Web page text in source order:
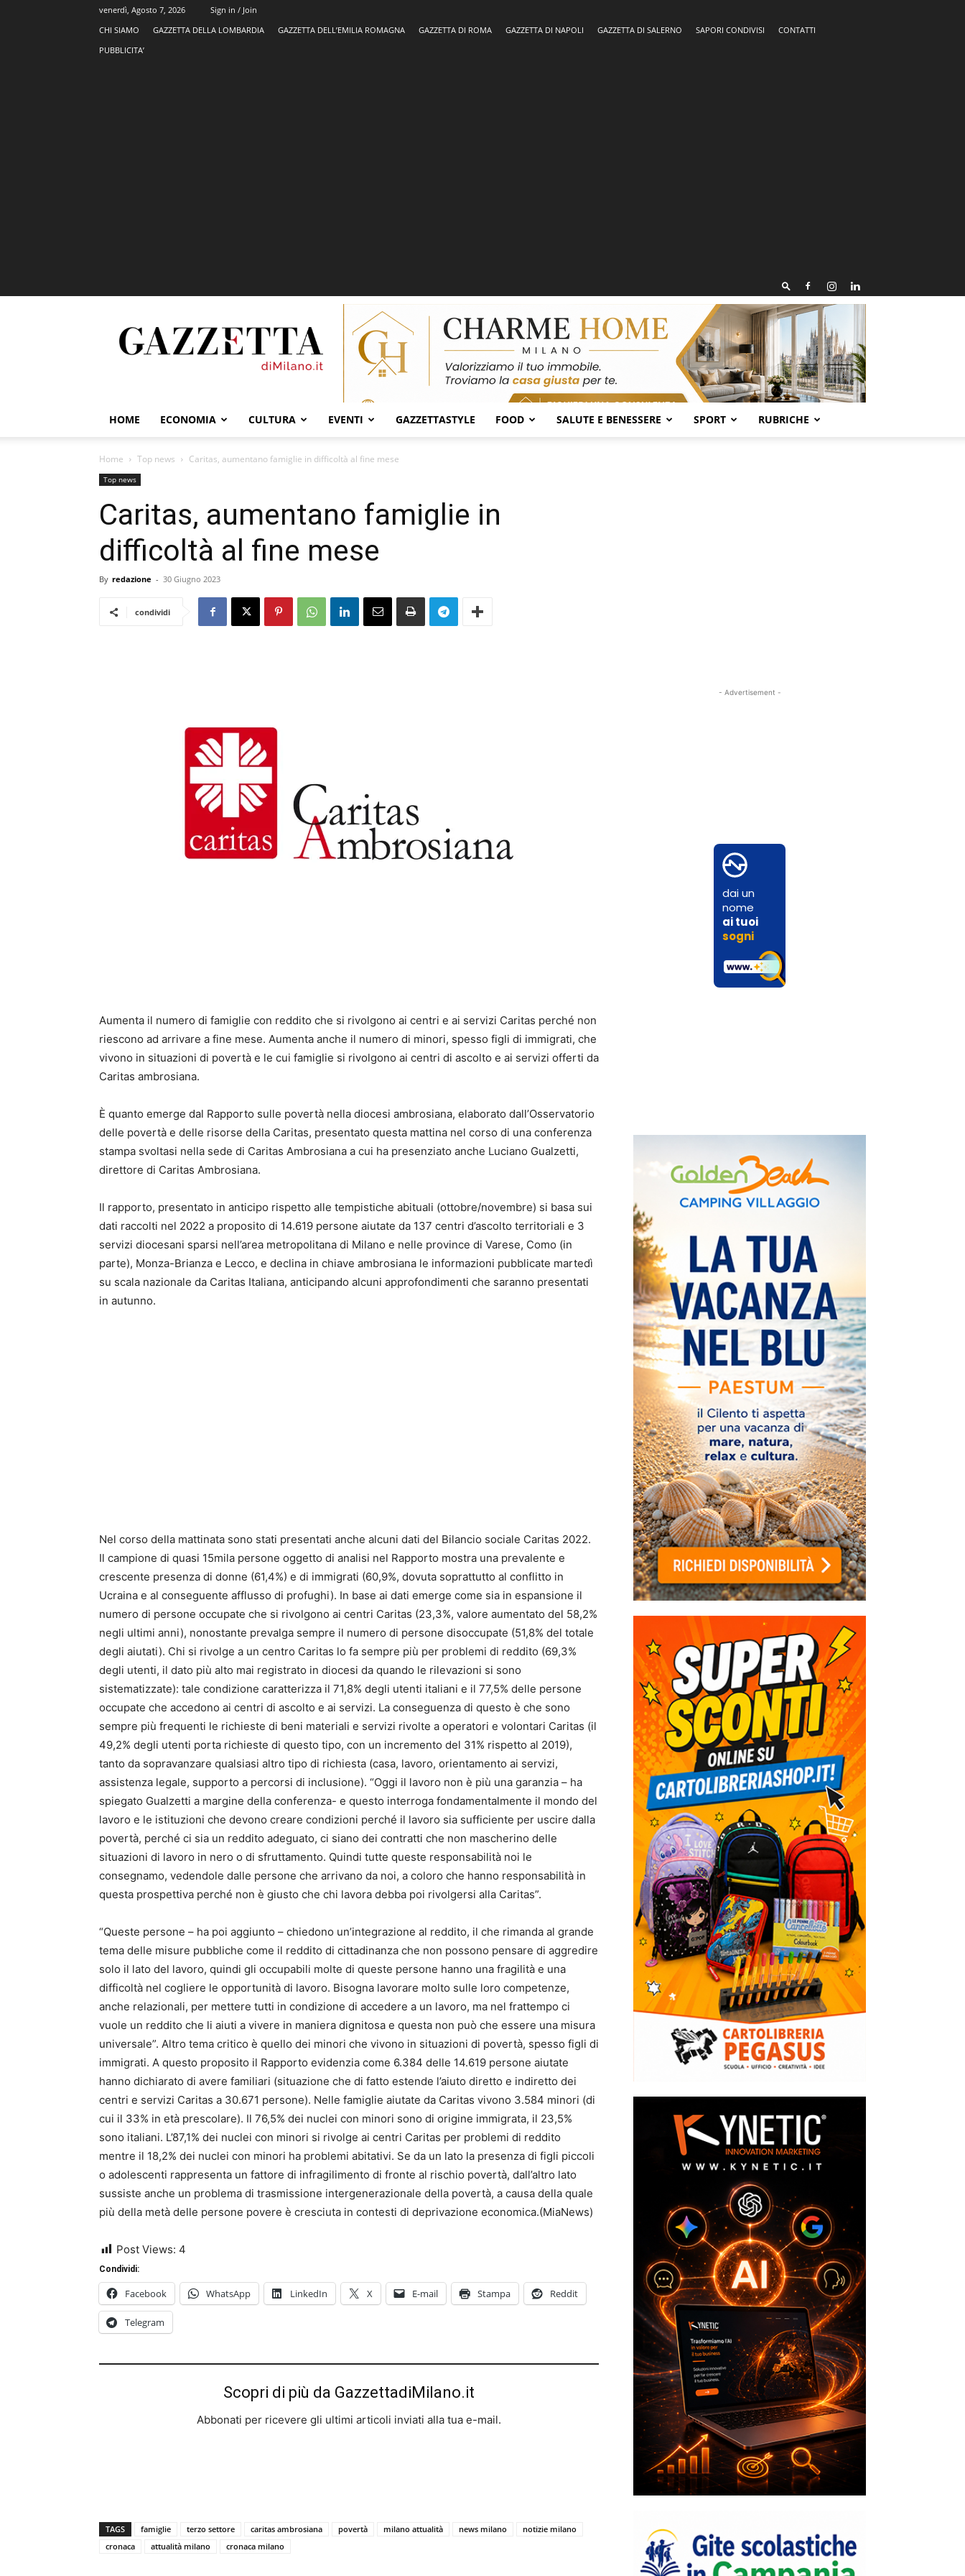
venerdì, Agosto 7, 2026
Sign in / Join
CHI SIAMO
GAZZETTA DELLA LOMBARDIA GAZZETTA DELL’EMILIA ROMAGNA GAZZETTA DI ROMA GAZZETTA DI NAPOLI GAZZETTA DI SALERNO SAPORI CONDIVISI
CONTATTI
PUBBLICITA’
HOME ECONOMIA CULTURA EVENTI GAZZETTASTYLE FOOD SALUTE E BENESSERE SPORT RUBRICHE
Home Top news Caritas, aumentano famiglie in difficoltà al fine mese
Top news
Caritas, aumentano famiglie in
difficoltà al fine mese
By redazione - 30 Giugno 2023
condividi
Aumenta il numero di famiglie con reddito che si rivolgono ai centri e ai servizi Caritas perché non
riescono ad arrivare a fine mese. Aumenta anche il numero di minori, spesso figli di immigrati, che
vivono in situazioni di povertà e le cui famiglie si rivolgono ai centri di ascolto e ai servizi offerti da
Caritas ambrosiana.
È quanto emerge dal Rapporto sulle povertà nella diocesi ambrosiana, elaborato dall’Osservatorio
delle povertà e delle risorse della Caritas, presentato questa mattina nel corso di una conferenza
stampa svoltasi nella sede di Caritas Ambrosiana a cui ha presenziato anche Luciano Gualzetti,
direttore di Caritas Ambrosiana.
Il rapporto, presentato in anticipo rispetto alle tempistiche abituali (ottobre/novembre) si basa sui
dati raccolti nel 2022 a proposito di 14.619 persone aiutate da 137 centri d’ascolto territoriali e 3
servizi diocesani sparsi nell’area metropolitana di Milano e nelle province di Varese, Como (in
parte), Monza-Brianza e Lecco, e declina in chiave ambrosiana le informazioni pubblicate martedì
su scala nazionale da Caritas Italiana, anticipando alcuni approfondimenti che saranno presentati
in autunno.
Nel corso della mattinata sono stati presentati anche alcuni dati del Bilancio sociale Caritas 2022.
Il campione di quasi 15mila persone oggetto di analisi nel Rapporto mostra una prevalente e
crescente presenza di donne (61,4%) e di immigrati (60,9%, dovuta soprattutto al conflitto in
Ucraina e al conseguente afflusso di profughi). In base ai dati emerge come sia in espansione il
numero di persone occupate che si rivolgono ai centri Caritas (23,3%, valore aumentato del 58,2%
negli ultimi anni), nonostante prevalga sempre il numero di persone disoccupate (51,8% del totale
degli aiutati). Chi si rivolge a un centro Caritas lo fa sempre più per problemi di reddito (69,3%
degli utenti, il dato più alto mai registrato in diocesi da quando le rilevazioni si sono
sistematizzate): tale condizione caratterizza il 71,8% degli utenti italiani e il 77,5% delle persone
occupate che accedono ai centri di ascolto e ai servizi. La conseguenza di questo è che sono
sempre più frequenti le richieste di beni materiali e servizi rivolte a operatori e volontari Caritas (il
49,2% degli utenti porta richieste di questo tipo, con un incremento del 31% rispetto al 2019),
tanto da sopravanzare qualsiasi altro tipo di richiesta (casa, lavoro, orientamento ai servizi,
assistenza legale, supporto a percorsi di inclusione). “Oggi il lavoro non è più una garanzia – ha
spiegato Gualzetti a margine della conferenza- e questo interroga fondamentalmente il mondo del
lavoro e le istituzioni che devono creare condizioni perché il lavoro sia sufficiente per uscire dalla
povertà, perché ci sia un reddito adeguato, ci siano dei contratti che non mascherino delle
situazioni di lavoro in nero o di sfruttamento. Quindi tutte queste responsabilità noi le
consegnamo, vedendole dalle persone che arrivano da noi, a coloro che hanno responsabilità in
questa prospettiva perché non è giusto che chi lavora debba poi rivolgersi alla Caritas”.
“Queste persone – ha poi aggiunto – chiedono un’integrazione al reddito, il che rimanda al grande
tema delle misure pubbliche come il reddito di cittadinanza che non possono pensare di aggredire
solo il lato del lavoro, quindi gli occupabili molte di queste persone hanno una fragilità e una
difficoltà nel cogliere le opportunità di lavoro. Bisogna lavorare molto sulle loro competenze,
anche relazionali, per mettere tutti in condizione di accedere a un lavoro, ma nel frattempo ci
vuole un reddito che li aiuti a vivere in maniera dignitosa e questa non può che essere una misura
universale”. Altro tema critico è quello dei minori che vivono in situazioni di povertà, spesso figli di
immigrati. A questo proposito il Rapporto evidenzia come 6.384 delle 14.619 persone aiutate
hanno dichiarato di avere familiari (situazione che di fatto estende l’aiuto diretto e indiretto dei
centri e servizi Caritas a 30.671 persone). Nelle famiglie aiutate da Caritas vivono 3.584 minori (di
cui il 33% in età prescolare). Il 76,5% dei nuclei con minori sono di origine immigrata, il 23,5%
sono italiani. L’87,1% dei nuclei con minori si rivolge ai centri Caritas per problemi di reddito
mentre il 18,2% dei nuclei con minori ha problemi abitativi. Se da un lato la presenza di figli piccoli
o adolescenti rappresenta un fattore di infragilimento di fronte al rischio povertà, dall’altro lato
sussiste anche un problema di trasmissione intergenerazionale della povertà, a causa della quale
più della metà delle persone povere è cresciuta in contesti di deprivazione economica.(MiaNews)
Post Views: 4
Condividi:
Facebook WhatsApp LinkedIn X E-mail Stampa Reddit
Telegram
Scopri di più da GazzettadiMilano.it
Abbonati per ricevere gli ultimi articoli inviati alla tua e-mail.
TAGS famiglie terzo settore caritas ambrosiana povertà milano attualità news milano
notizie milano
cronaca
attualità milano cronaca milano
- Advertisement -